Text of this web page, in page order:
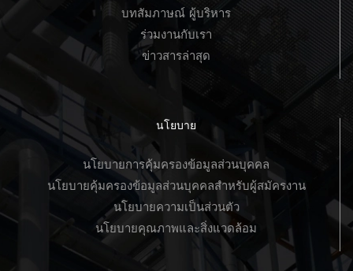
บทสัมภาษณ์ ผู้บริหาร
ร่วมงานกับเรา
ข่าวสารล่าสุด
นโยบาย
นโยบายการคุ้มครองข้อมูลส่วนบุคคล
นโยบายคุ้มครองข้อมูลส่วนบุคคลสำหรับผู้สมัครงาน
นโยบายความเป็นส่วนตัว
นโยบายคุณภาพและสิ่งแวดล้อม